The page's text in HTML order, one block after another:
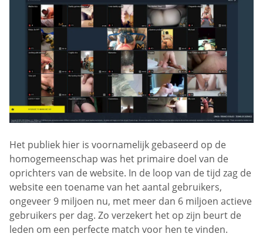
Het publiek hier is voornamelijk gebaseerd op de
homogemeenschap was het primaire doel van de
oprichters van de website. In de loop van de tijd zag de
website een toename van het aantal gebruikers,
ongeveer 9 miljoen nu, met meer dan 6 miljoen actieve
gebruikers per dag. Zo verzekert het op zijn beurt de
leden om een perfecte match voor hen te vinden.